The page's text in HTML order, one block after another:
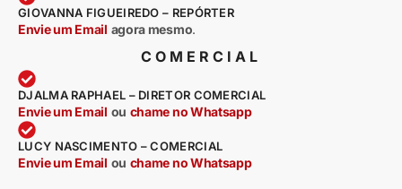
GIOVANNA FIGUEIREDO – REPÓRTER
Envie um Email agora mesmo.
COMERCIAL
DJALMA RAPHAEL – DIRETOR COMERCIAL
Envie um Email ou chame no Whatsapp
LUCY NASCIMENTO – COMERCIAL
Envie um Email ou chame no Whatsapp